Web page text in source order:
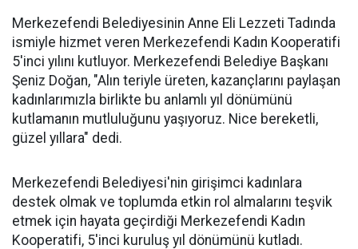
Merkezefendi Belediyesinin Anne Eli Lezzeti Tadında
ismiyle hizmet veren Merkezefendi Kadın Kooperatifi
5'inci yılını kutluyor. Merkezefendi Belediye Başkanı
Şeniz Doğan, "Alın teriyle üreten, kazançlarını paylaşan
kadınlarımızla birlikte bu anlamlı yıl dönümünü
kutlamanın mutluluğunu yaşıyoruz. Nice bereketli,
güzel yıllara" dedi.
Merkezefendi Belediyesi'nin girişimci kadınlara
destek olmak ve toplumda etkin rol almalarını teşvik
etmek için hayata geçirdiği Merkezefendi Kadın
Kooperatifi, 5'inci kuruluş yıl dönümünü kutladı.